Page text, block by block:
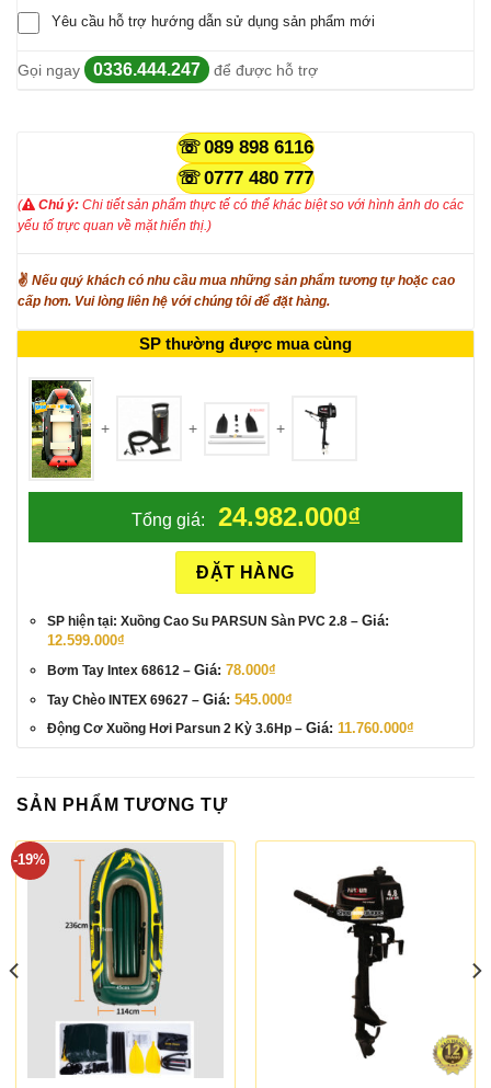
Yêu cầu hỗ trợ hướng dẫn sử dụng sản phẩm mới
Gọi ngay 0336.444.247 để được hỗ trợ
089 898 6116
0777 480 777
( Chú ý: Chi tiết sản phẩm thực tế có thể khác biệt so với hình ảnh do các
yếu tố trực quan về mặt hiển thị.)
✌ Nếu quý khách có nhu cầu mua những sản phẩm tương tự hoặc cao
cấp hơn. Vui lòng liên hệ với chúng tôi để đặt hàng.
SP thường được mua cùng
+ + +
Tổng giá: 24.982.000₫
ĐẶT HÀNG
SP hiện tại: Xuồng Cao Su PARSUN Sàn PVC 2.8 – Giá:Giá
gốc
12.599.000₫Giá
là:
Bơm Tay Intex 68612 – Giá: 78.000₫
Tay Chèo INTEX 69627 – Giá: Giá
gốc
là:
599.000₫.
545.000₫Giá
hiện
tại
là:
545.000₫.
Động Cơ Xuồng Hơi Parsun 2 Kỳ 3.6Hp – Giá: 11.760.000₫
SẢN PHẨM TƯƠNG TỰ
-19%